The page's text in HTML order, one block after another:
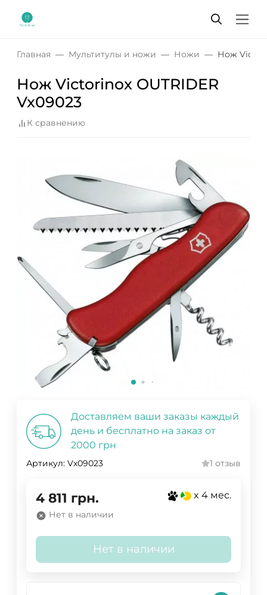
Главная Мультитулы и ножи Ножи Нож
Нож Victorinox OUTRIDER
Vx09023
К сравнению
Доставляем ваши заказы каждый
день и бесплатно на заказ от
2000 грн
Артикул: Vx09023 1 отзыв
4 811 грн. x 4 мес.
Нет в наличии
Нет в наличии